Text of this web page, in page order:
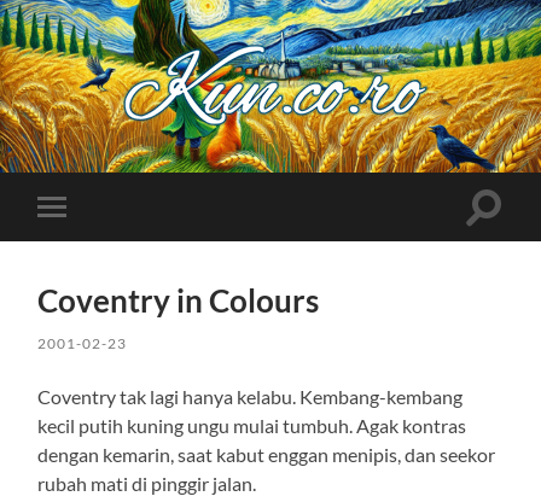
Kuncoro++
Toggle
mobile
Toggle
Coventry in Colours
2001-02-23
Coventry tak lagi hanya kelabu. Kembang-kembang
kecil putih kuning ungu mulai tumbuh. Agak kontras
dengan kemarin, saat kabut enggan menipis, dan seekor
rubah mati di pinggir jalan.